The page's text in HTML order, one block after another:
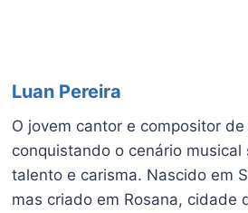
Luan Pereira
O jovem cantor e compositor
conquistando o cenário
talento e carisma. Nascido em
mas criado em Rosana, cidade